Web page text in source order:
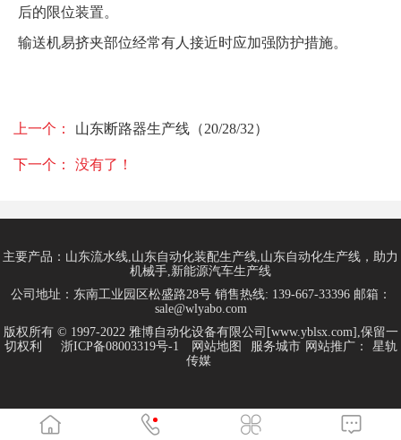
后的限位装置。
输送机易挤夹部位经常有人接近时应加强防护措施。
上一个： 山东断路器生产线（20/28/32）
下一个： 没有了！
主要产品：山东流水线,山东自动化装配生产线,山东自动化生产线，助力
机械手,新能源汽车生产线
公司地址：东南工业园区松盛路28号 销售热线: 139-667-33396 邮箱：
sale@wlyabo.com
版权所有 © 1997-2022 雅博自动化设备有限公司[www.yblsx.com],保留一
切权利
浙ICP备08003319号-1 网站地图 服务城市 网站推广：
星轨
传媒